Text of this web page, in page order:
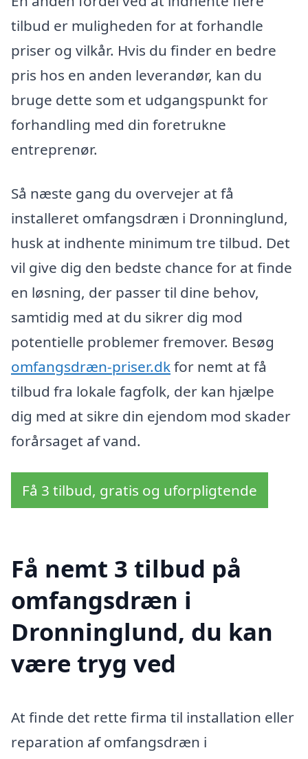
tilbud er muligheden for at forhandle
priser og vilkår. Hvis du finder en bedre
pris hos en anden leverandør, kan du
bruge dette som et udgangspunkt for
forhandling med din foretrukne
entreprenør.
Så næste gang du overvejer at få
installeret omfangsdræn i Dronninglund,
husk at indhente minimum tre tilbud. Det
vil give dig den bedste chance for at finde
en løsning, der passer til dine behov,
samtidig med at du sikrer dig mod
potentielle problemer fremover. Besøg
omfangsdræn-priser.dkfor nemt at få
tilbud fra lokale fagfolk, der kan hjælpe
dig med at sikre din ejendom mod skader
forårsaget af vand.
Få 3 tilbud, gratis og uforpligtende
Få nemt 3 tilbud på
omfangsdræn i
Dronninglund, du kan
være tryg ved
At finde det rette firma til installation eller
reparation af omfangsdræn i